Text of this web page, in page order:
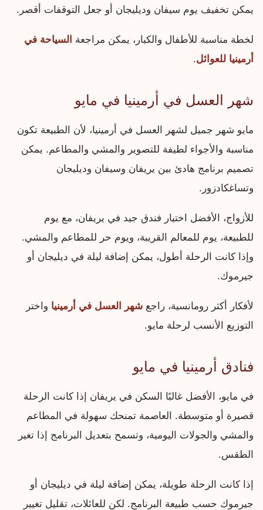
يمكن تخفيف يوم سيفان وديليجان أو جعل التوقفات أقصر.
لخطة مناسبة للأطفال والكبار، يمكن مراجعة السياحة في
أرمينيا للعوائل.
شهر العسل في أرمينيا في مايو
مايو شهر جميل لشهر العسل في أرمينيا، لأن الطبيعة تكون
مناسبة والأجواء لطيفة للتصوير والمشي والمطاعم. يمكن
تصميم برنامج هادئ بين يريفان وسيفان وديليجان
وتساغكادزور.
للأزواج، الأفضل اختيار فندق جيد في يريفان، مع يوم
للطبيعة، يوم للمعالم القريبة، ويوم حر للمطاعم والمشي.
وإذا كانت الرحلة أطول، يمكن إضافة ليلة في ديليجان أو
جيرموك.
لأفكار أكثر رومانسية، راجع شهر العسل في أرمينيا واختر
التوزيع الأنسب لرحلة مايو.
فنادق أرمينيا في مايو
في مايو، الأفضل غالبًا السكن في يريفان إذا كانت الرحلة
قصيرة أو متوسطة. العاصمة تمنحك سهولة في المطاعم
والمشي والجولات اليومية، وتسمح بتعديل البرنامج إذا تغير
الطقس.
إذا كانت الرحلة طويلة، يمكن إضافة ليلة في ديليجان أو
جيرموك حسب طبيعة البرنامج. لكن للعائلات، تقليل تغيير